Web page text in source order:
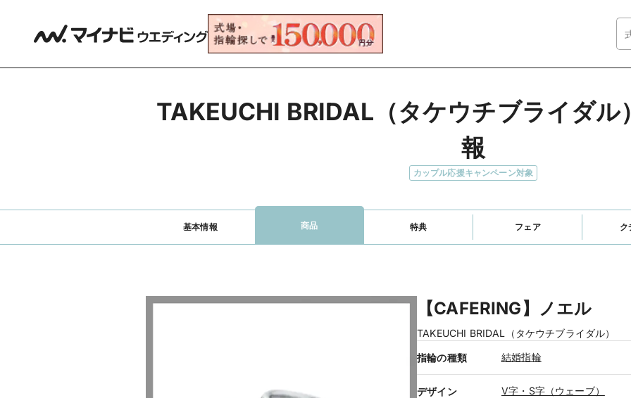
TAKEUCHI BRIDAL（タケウチブライダル
報
カップル応援キャンペーン対象
基本情報 商品 特典 フェア ク
【CAFERING】ノエル
TAKEUCHI BRIDAL（タケウチブライダル）
指輪の種類 結婚指輪
デザイン V字・S字（ウェーブ）